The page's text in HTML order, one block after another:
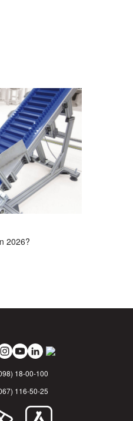
2026?
18-00-100
116-50-25